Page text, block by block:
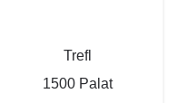
Trefl
1500 Palat